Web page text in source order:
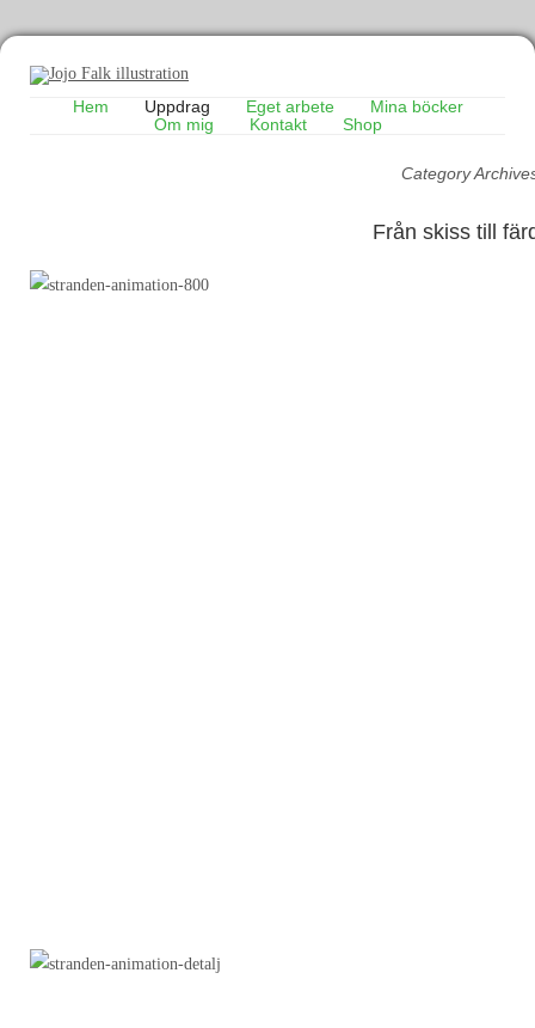
Hem Uppdrag Eget arbete
Mina böcker
Om mig
Kontakt Shop
Category
Från skiss till